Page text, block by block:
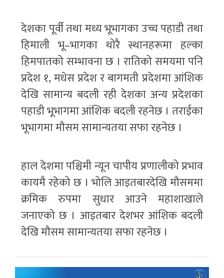
देशका पूर्वी तथा मध्य भूभागका उच्च पहाडी तथा
हिमाली भू–भागका थोरै स्थानहरूमा हल्का
हिमपातको सम्भावना छ । रातिको समयमा पनि
प्रदेश १, मधेस प्रदेश र बागमती प्रदेशमा आंशिक
देखि सामान्य बदली रही देशका अन्य प्रदेशका
पहाडी भूभागमा आंशिक बदली रहनेछ । तराईका
भूभागमा मौसम सामान्यतया सफा रहनेछ ।
हाल देशमा पश्चिमी न्यून चापीय प्रणालीको प्रभाव
कायमै रहेको छ । भोलि आइतबारदेखि मौसममा
क्रमिक रुपमा सुधार आउने महाशाखाले
जनाएको छ । आइतबार देशभर आंशिक बदली
देखि मौसम सामान्यतया सफा रहनेछ ।